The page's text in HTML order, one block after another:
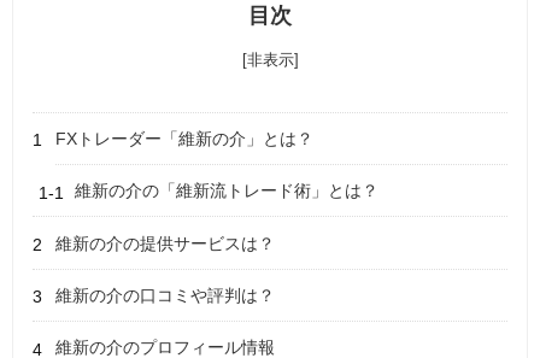
目次
[非表示]
FXトレーダー「維新の介」とは？
維新の介の「維新流トレード術」とは？
維新の介の提供サービスは？
維新の介の口コミや評判は？
維新の介のプロフィール情報